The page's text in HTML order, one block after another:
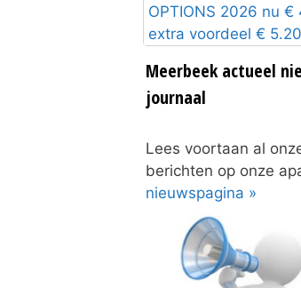
OPTIONS 2026 nu
extra voordeel €
Meerbeek actueel
journaal
Lees voortaan al
berichten op onze
nieuwspagina »